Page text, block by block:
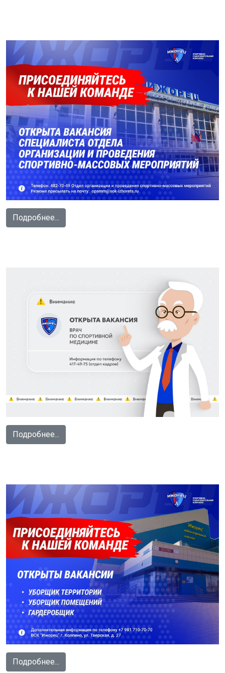
Подробнее...
Подробнее...
Подробнее...